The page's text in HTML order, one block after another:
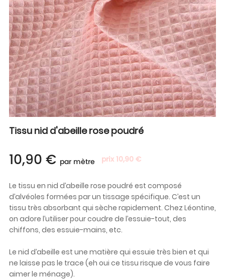
Tissu nid d'abeille rose poudré
10,90 € par mètre prix 10,90 €
Le tissu en nid d’abeille rose poudré est composé
d’alvéoles formées par un tissage spécifique. C’est un
tissu très absorbant qui sèche rapidement. Chez Léontine,
on adore l’utiliser pour coudre de l’essuie-tout, des
chiffons, des essuie-mains, etc.
Le nid d’abeille est une matière qui essuie très bien et qui
ne laisse pas le trace (eh oui ce tissu risque de vous faire
aimer le ménage).